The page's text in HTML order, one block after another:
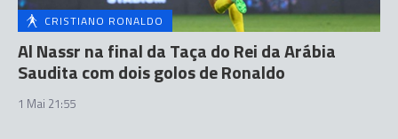
CRISTIANO RONALDO
Al Nassr na final da Taça do Rei da Arábia
Saudita com dois golos de Ronaldo
1 Mai 21:55